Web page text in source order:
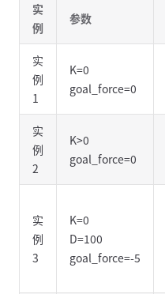
实
例
参数
实
例
1
K=0
goal_force=0
实
例
2
K>0
goal_force=0
实
例
3
K=0
D=100
goal_force=-5